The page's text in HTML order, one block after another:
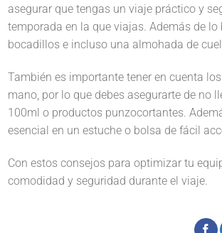
asegurar que tengas un viaje práctico y
temporada en la que viajas. Además de
bocadillos e incluso una almohada de
También es importante tener en cuenta
mano, por lo que debes asegurarte de no
100ml o productos punzocortantes.
esencial en un estuche o bolsa de fácil
Con estos consejos para optimizar tu
comodidad y seguridad durante el viaje.